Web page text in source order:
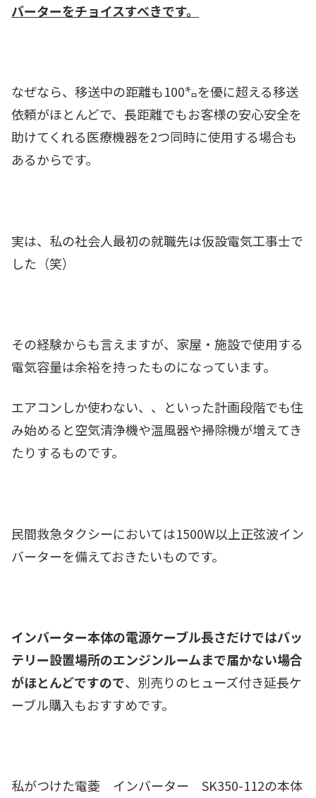
バーターをチョイスすべきです。
なぜなら、移送中の距離も100㌔を優に超える移送
依頼がほとんどで、長距離でもお客様の安心安全を
助けてくれる医療機器を2つ同時に使用する場合も
あるからです。
実は、私の社会人最初の就職先は仮設電気工事士で
した（笑）
その経験からも言えますが、家屋・施設で使用する
電気容量は余裕を持ったものになっています。
エアコンしか使わない、、といった計画段階でも住
み始めると空気清浄機や温風器や掃除機が増えてき
たりするものです。
民間救急タクシーにおいては1500W以上正弦波イン
バーターを備えておきたいものです。
インバーター本体の電源ケーブル長さだけではバッ
テリー設置場所のエンジンルームまで届かない場合
がほとんどですので、別売りのヒューズ付き延長ケ
ーブル購入もおすすめです。
私がつけた電菱 インバーター SK350-112の本体